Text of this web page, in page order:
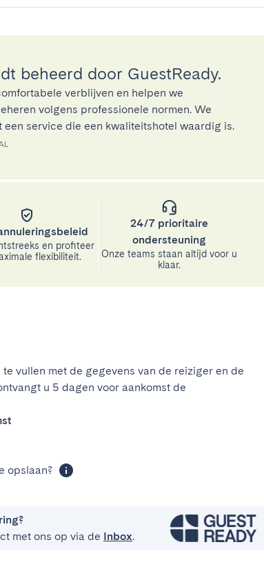
beheerd door GuestReady.
verblijven en helpen we
volgens professionele normen. We
service die een kwaliteitshotel waardig is.
en profiteer
flexibiliteit.
24/7 prioritaire
ondersteuning
Onze teams staan altijd voor u
klaar.
te vullen met de gegevens van de reiziger en de
u 5 dagen voor aankomst de
opslaan?
met ons op via de Inbox.